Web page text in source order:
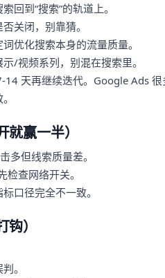
回到“搜索”的轨道上。
关闭，别靠猜。
优化搜索本身的流量质量。
/视频系列，别混在搜索里。
天再继续迭代。Google Ads
赢一半）
多但线索质量差。
查网络开关。
口径完全不一致。
）
。